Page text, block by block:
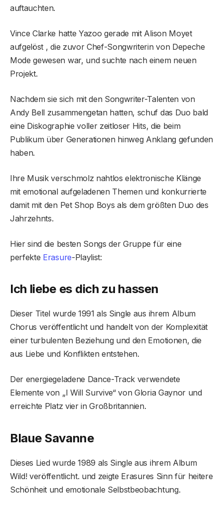
auftauchten.
Vince Clarke hatte Yazoo gerade mit Alison Moyet
aufgelöst , die zuvor Chef-Songwriterin von Depeche
Mode gewesen war, und suchte nach einem neuen
Projekt.
Nachdem sie sich mit den Songwriter-Talenten von
Andy Bell zusammengetan hatten, schuf das Duo bald
eine Diskographie voller zeitloser Hits, die beim
Publikum über Generationen hinweg Anklang gefunden
haben.
Ihre Musik verschmolz nahtlos elektronische Klänge
mit emotional aufgeladenen Themen und konkurrierte
damit mit den Pet Shop Boys als dem größten Duo des
Jahrzehnts.
Hier sind die besten Songs der Gruppe für eine
perfekte Erasure-Playlist:
Ich liebe es dich zu hassen
Dieser Titel wurde 1991 als Single aus ihrem Album
Chorus veröffentlicht und handelt von der Komplexität
einer turbulenten Beziehung und den Emotionen, die
aus Liebe und Konflikten entstehen.
Der energiegeladene Dance-Track verwendete
Elemente von „I Will Survive“ von Gloria Gaynor und
erreichte Platz vier in Großbritannien.
Blaue Savanne
Dieses Lied wurde 1989 als Single aus ihrem Album
Wild! veröffentlicht. und zeigte Erasures Sinn für heitere
Schönheit und emotionale Selbstbeobachtung.